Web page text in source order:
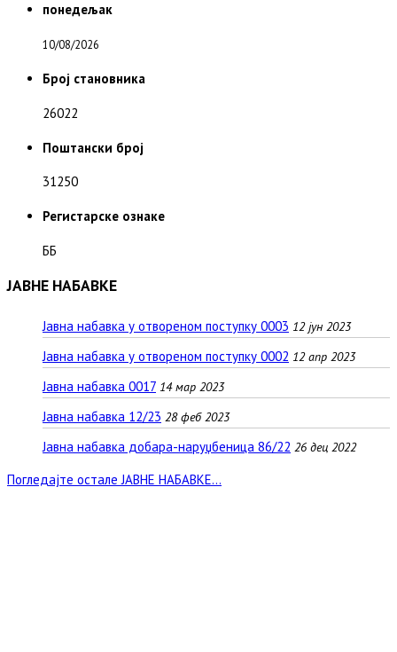
понедељак
10/08/2026
Број становника
26022
Поштански број
31250
Регистарске ознаке
ББ
ЈАВНЕ НАБАВКЕ
Јавна набавка у отвореном поступку 0003 12 јун 2023
Јавна набавка у отвореном поступку 0002 12 апр 2023
Јавна набавка 0017 14 мар 2023
Јавна набавка 12/23 28 феб 2023
Јавна набавка добара-наруџбеница 86/22 26 дец 2022
Погледајте остале ЈАВНЕ НАБАВКЕ...